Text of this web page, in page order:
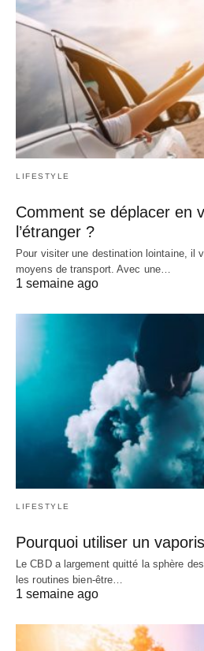
LIFESTYLE
Comment se déplacer en
l’étranger ?
Pour visiter une destination lointaine, il
moyens de transport. Avec une…
1 semaine ago
LIFESTYLE
Pourquoi utiliser un
Le CBD a largement quitté la sphère
les routines bien-être…
1 semaine ago